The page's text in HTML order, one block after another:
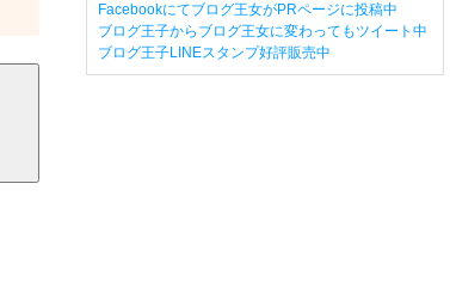
Facebookにてブログ王女がPRページに投稿中
ブログ王子からブログ王女に変わってもツイート中
ブログ王子LINEスタンプ好評販売中